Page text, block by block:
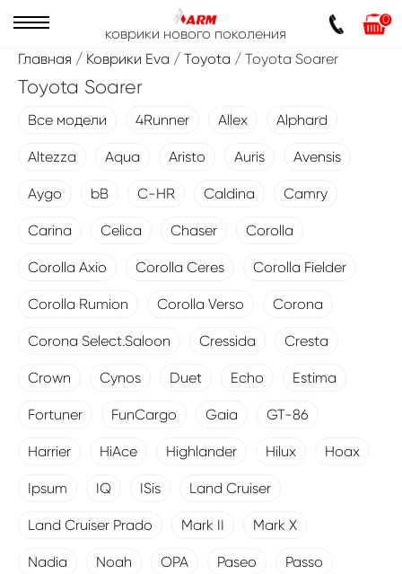
коврики нового поколения
0
Главная / Коврики Eva / Toyota / Toyota Soarer
Toyota Soarer
Все модели 4Runner Allex Alphard
Altezza Aqua Aristo Auris Avensis
Aygo bB C-HR Caldina Camry
Carina Celica Chaser Corolla
Corolla Axio Corolla Ceres Corolla Fielder
Corolla Rumion Corolla Verso Corona
Corona Select.Saloon Cressida Cresta
Crown Cynos Duet Echo Estima
Fortuner FunCargo Gaia GT-86
Harrier HiAce Highlander Hilux Hoax
Ipsum IQ ISis Land Cruiser
Land Cruiser Prado Mark II Mark X
Nadia Noah OPA Paseo Passo